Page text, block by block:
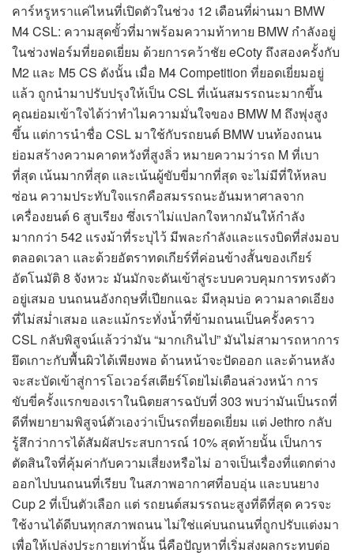
คาร์หรูหราแค่ไหนที่เปิดตัวในช่วง 12 เดือนที่ผ่านมา BMW
M4 CSL: ความสุดขั้วที่มาพร้อมความท้าทาย BMW กำลังอยู่
ในช่วงฟอร์มที่ยอดเยี่ยม ด้วยการคว้าชัย eCoty ถึงสองครั้งกับ
M2 และ M5 CS ดังนั้น เมื่อ M4 Competition ที่ยอดเยี่ยมอยู่
แล้ว ถูกนำมาปรับปรุงให้เป็น CSL ที่เน้นสมรรถนะมากขึ้น
คุณย่อมเข้าใจได้ว่าทำไมความมั่นใจของ BMW M ถึงพุ่งสูง
ขึ้น แต่การนำชื่อ CSL มาใช้กับรถยนต์ BMW บนท้องถนน
ย่อมสร้างความคาดหวังที่สูงลิ่ว หมายความว่ารถ M ที่เบา
ที่สุด เน้นมากที่สุด และเน้นผู้ขับขี่มากที่สุด จะไม่มีที่ให้หลบ
ซ่อน ความประทับใจแรกคือสมรรถนะอันมหาศาลจาก
เครื่องยนต์ 6 สูบเรียง ซึ่งเราไม่แปลกใจหากมันให้กำลัง
มากกว่า 542 แรงม้าที่ระบุไว้ มีพละกำลังและแรงบิดที่ส่งมอบ
ตลอดเวลา และด้วยอัตราทดเกียร์ที่ค่อนข้างสั้นของเกียร์
อัตโนมัติ 8 จังหวะ มันมักจะดันเข้าสู่ระบบควบคุมการทรงตัว
อยู่เสมอ บนถนนอังกฤษที่เปียกแฉะ มีหลุมบ่อ ความลาดเอียง
ที่ไม่สม่ำเสมอ และแม้กระทั่งน้ำที่ข้ามถนนเป็นครั้งคราว
CSL กลับพิสูจน์แล้วว่ามัน “มากเกินไป” มันไม่สามารถหาการ
ยึดเกาะกับพื้นผิวได้เพียงพอ ด้านหน้าจะปัดออก และด้านหลัง
จะสะบัดเข้าสู่การโอเวอร์สเตียร์โดยไม่เตือนล่วงหน้า การ
ขับขี่ครั้งแรกของเราในนิตยสารฉบับที่ 303 พบว่ามันเป็นรถที่
ดีที่พยายามพิสูจน์ตัวเองว่าเป็นรถที่ยอดเยี่ยม แต่ Jethro กลับ
รู้สึกว่าการได้สัมผัสประสบการณ์ 10% สุดท้ายนั้น เป็นการ
ตัดสินใจที่คุ้มค่ากับความเสี่ยงหรือไม่ อาจเป็นเรื่องที่แตกต่าง
ออกไปบนถนนที่เรียบ ในสภาพอากาศที่อบอุ่น และบนยาง
Cup 2 ที่เป็นตัวเลือก แต่ รถยนต์สมรรถนะสูงที่ดีที่สุด ควรจะ
ใช้งานได้ดีบนทุกสภาพถนน ไม่ใช่แค่บนถนนที่ถูกปรับแต่งมา
เพื่อให้เปล่งประกายเท่านั้น นี่คือปัญหาที่เริ่มส่งผลกระทบต่อ